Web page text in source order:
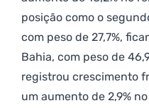
posição como o
com peso de 27,7%,
Bahia, com peso de
registrou crescimento
um aumento de 2,9%